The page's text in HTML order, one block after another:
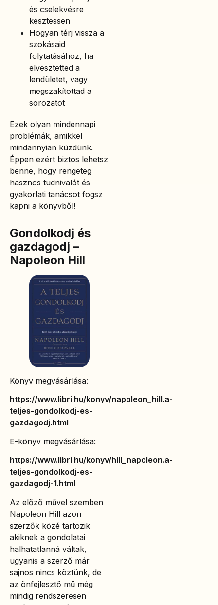
és cselekvésre
késztessen
Hogyan térj vissza a
szokásaid
folytatásához, ha
elvesztetted a
lendületet, vagy
megszakítottad a
sorozatot
Ezek olyan mindennapi
problémák, amikkel
mindannyian küzdünk.
Éppen ezért biztos lehetsz
benne, hogy rengeteg
hasznos tudnivalót és
gyakorlati tanácsot fogsz
kapni a könyvből!
Gondolkodj és
gazdagodj –
Napoleon Hill
Könyv megvásárlása:
https://www.libri.hu/konyv/napoleon_hill.a-
teljes-gondolkodj-es-
gazdagodj.html
E-könyv megvásárlása:
https://www.libri.hu/konyv/hill_napoleon.a-
teljes-gondolkodj-es-
gazdagodj-1.html
Az előző művel szemben
Napoleon Hill azon
szerzők közé tartozik,
akiknek a gondolatai
halhatatlanná váltak,
ugyanis a szerző már
sajnos nincs köztünk, de
az önfejlesztő mű még
mindig rendszeresen